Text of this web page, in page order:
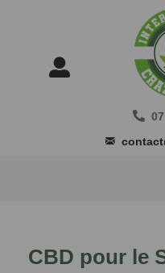
CBD pour le